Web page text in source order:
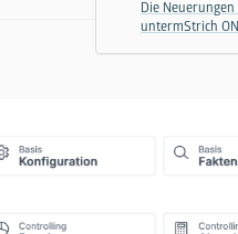
Die Neuerungen
untermStrich